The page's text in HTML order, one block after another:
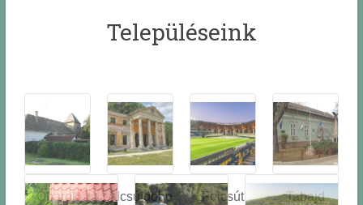
Településeink
Óbarok
Alcsútdobo
Felcsút Tabajd